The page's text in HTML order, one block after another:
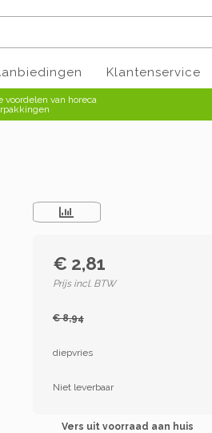
Klantenservice
voordelen van horeca
€ 2,81
Prijs incl. BTW
€ 8,94
diepvries
Niet leverbaar
Vers uit voorraad aan huis